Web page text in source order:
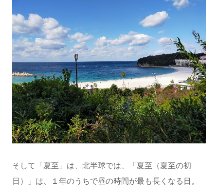
そして「夏至」は、北半球では、「夏至（夏至の初
日）」は、１年のうちで昼の時間が最も長くなる日。